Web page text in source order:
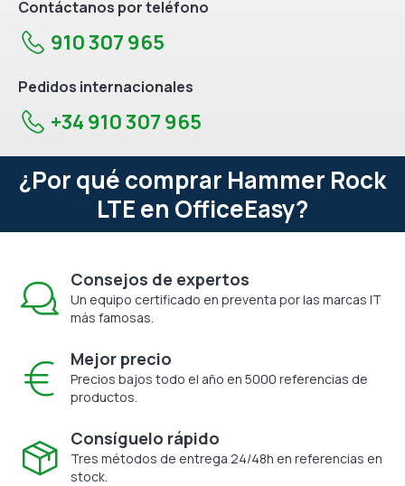
Contáctanos por teléfono
910 307 965
Pedidos internacionales
+34 910 307 965
¿Por qué comprar Hammer Rock
LTE en OfficeEasy?
Consejos de expertos
Un equipo certificado en preventa por las marcas IT
más famosas.
Mejor precio
Precios bajos todo el año en 5000 referencias de
productos.
Consíguelo rápido
Tres métodos de entrega 24/48h en referencias en
stock.